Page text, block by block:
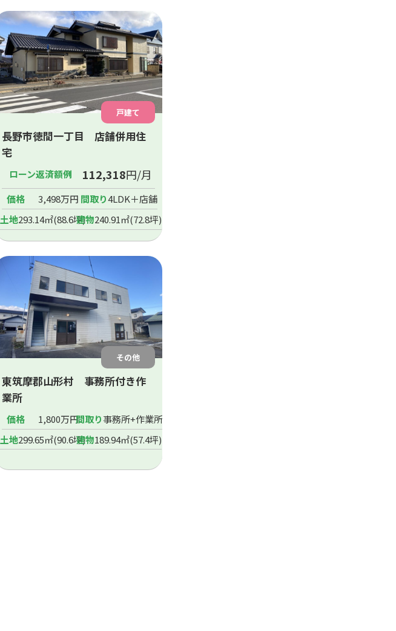
戸建て
長野市徳間一丁目 店舗併用住
宅
ローン返済額例 112,318円/月
価格 3,498万円 間取り4LDK＋店舗
土地293.14㎡(88.6坪)建物240.91㎡(72.8坪)
その他
東筑摩郡山形村 事務所付き作
業所
価格 1,800万円間取り事務所+作業所
土地299.65㎡(90.6坪)建物189.94㎡(57.4坪)